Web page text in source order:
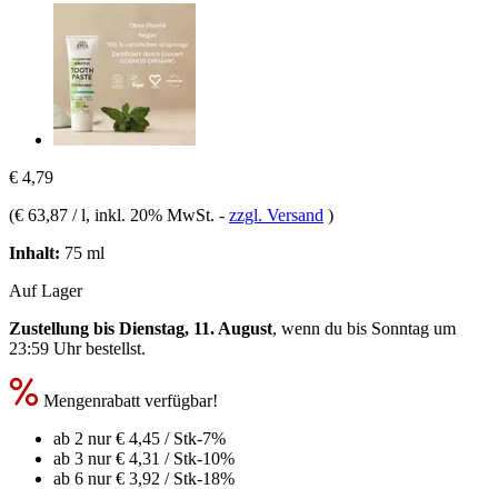
€ 4,79
(€ 63,87 / l, inkl. 20% MwSt. - zzgl. Versand )
Inhalt: 75 ml
Auf Lager
Zustellung bis Dienstag, 11. August, wenn du bis Sonntag um
23:59 Uhrbestellst.
Mengenrabatt verfügbar!
ab 2 nur€ 4,45 / Stk-7%
ab 3 nur€ 4,31 / Stk-10%
ab 6 nur€ 3,92 / Stk-18%